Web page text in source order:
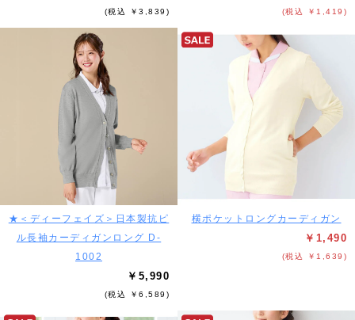
(税込 ￥3,839) (税込 ￥1,419)
★＜ディーフェイズ＞日本製抗ピ
ル長袖カーディガンロング D-
1002
￥5,990
(税込 ￥6,589)
横ポケットロングカーディガン
￥1,490
(税込 ￥1,639)